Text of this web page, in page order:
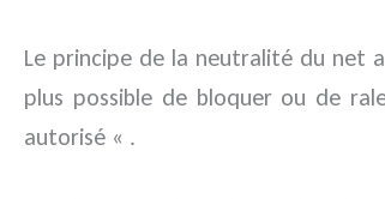
Le principe de la neutralité du net
plus possible de bloquer ou de
autorisé « .